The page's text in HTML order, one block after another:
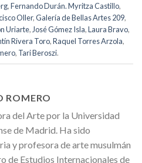
,Fernando Durán. Myritza Castillo,
Oller,Galería de Bellas Artes 209,
Uriarte, José Gómez Isla,Laura Bravo,
Rivera Toro,Raquel Torres Arzola,
, Tari Beroszi.
ROMERO
del Arte por la Universidad
de Madrid. Ha sido
y profesora de arte musulmán
de Estudios Internacionales de